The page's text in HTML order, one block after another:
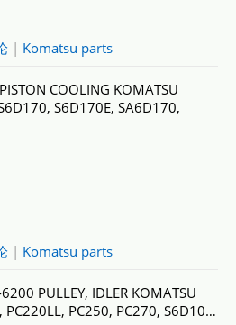
| Komatsu parts
COOLING KOMATSU
S6D170E, SA6D170,
| Komatsu parts
PULLEY, IDLER KOMATSU
PC250, PC270, S6D10…